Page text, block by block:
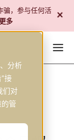
分析
接
们对
管
骗，参与任何活
多 +